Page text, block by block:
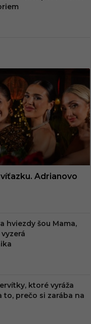
Adrianovo
hviezdy šou Mama,
ktoré vyráža
to, prečo si zarába na